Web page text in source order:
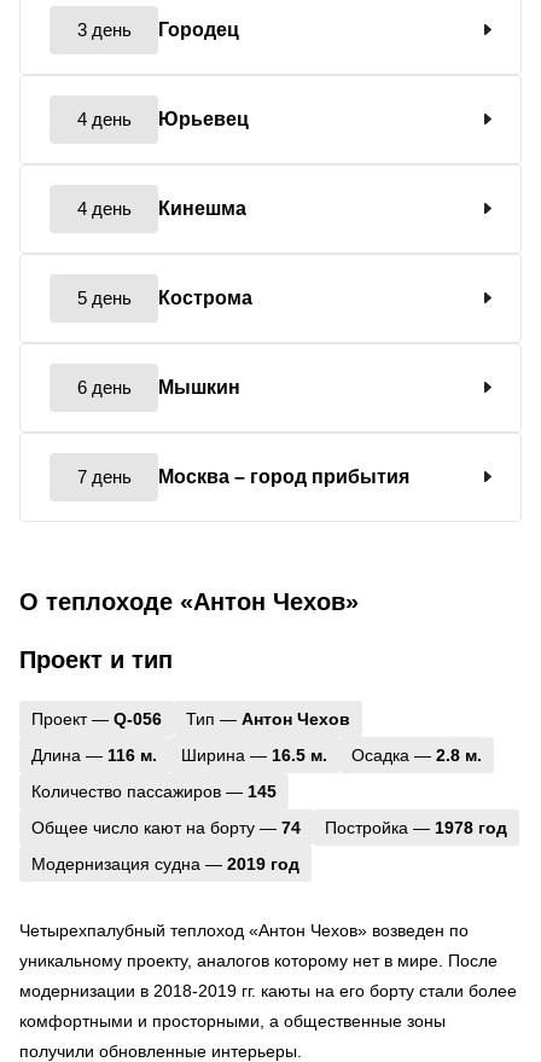
3 день Городец
4 день Юрьевец
4 день Кинешма
5 день Кострома
6 день Мышкин
7 день Москва – город прибытия
О теплоходе «Антон Чехов»
Проект и тип
Проект — Q-056 Тип — Антон Чехов
Длина — 116 м. Ширина — 16.5 м. Осадка — 2.8 м.
Количество пассажиров — 145
Общее число кают на борту — 74 Постройка — 1978 год
Модернизация судна — 2019 год
Четырехпалубный теплоход «Антон Чехов» возведен по
уникальному проекту, аналогов которому нет в мире. После
модернизации в 2018-2019 гг. каюты на его борту стали более
комфортными и просторными, а общественные зоны
получили обновленные интерьеры.